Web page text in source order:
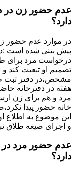
عدم حضور زن در
دارد؟
در موارد عدم حضور
پیش بینی شده است
درخواست مرد برای
تصمیم او تبعیت کند
مشخص،در دفتر
هفته در دفترخانه
مرد و هم برای زن
خانه حضور پیدا
این موضوع به اطلاع
و اجرای صیغه طلاق
عدم حضور مرد در
دارد؟